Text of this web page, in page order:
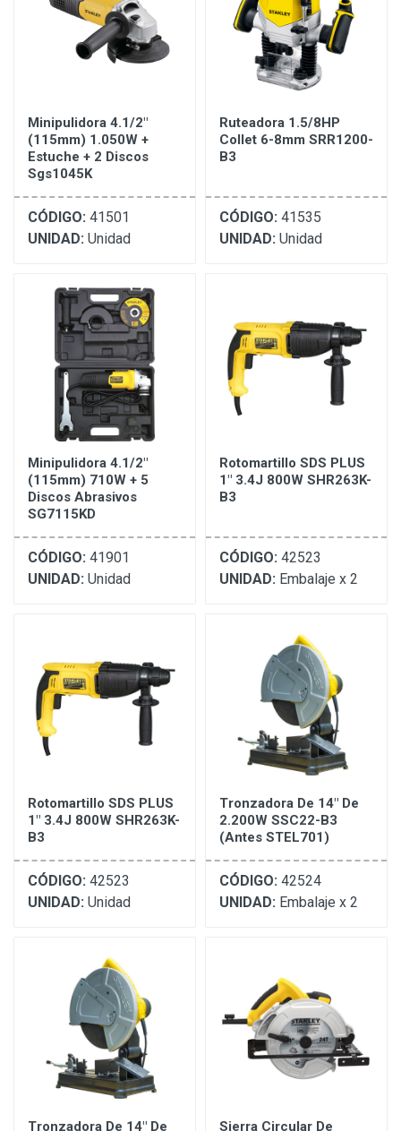
Minipulidora 4.1/2"
(115mm) 1.050W +
Estuche + 2 Discos
Sgs1045K
CÓDIGO: 41501
UNIDAD: Unidad
Ruteadora 1.5/8HP
Collet 6-8mm SRR1200-
B3
CÓDIGO: 41535
UNIDAD: Unidad
Minipulidora 4.1/2"
(115mm) 710W + 5
Discos Abrasivos
SG7115KD
CÓDIGO: 41901
UNIDAD: Unidad
Rotomartillo SDS PLUS
1" 3.4J 800W SHR263K-
B3
CÓDIGO: 42523
UNIDAD: Embalaje x 2
Rotomartillo SDS PLUS
1" 3.4J 800W SHR263K-
B3
CÓDIGO: 42523
UNIDAD: Unidad
Tronzadora De 14" De
2.200W SSC22-B3
(Antes STEL701)
CÓDIGO: 42524
UNIDAD: Embalaje x 2
Tronzadora De 14" De Sierra Circular De